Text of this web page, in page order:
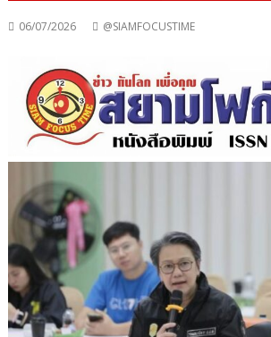
06/07/2026 @SIAMFOCUSTIME